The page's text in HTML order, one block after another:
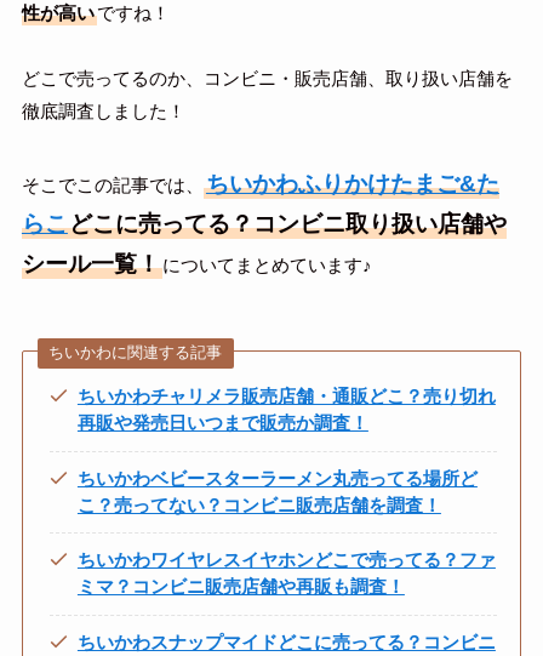
性が高いですね！
どこで売ってるのか、コンビニ・販売店舗、取り扱い店舗を
徹底調査しました！
そこでこの記事では、
ちいかわふりかけたまご&た
らこどこに売ってる？コンビニ取り扱い店舗や
シール一覧！についてまとめています♪
ちいかわに関連する記事
ちいかわチャリメラ販売店舗・通販どこ？売り切れ
再販や発売日いつまで販売か調査！
ちいかわベビースターラーメン丸売ってる場所ど
こ？売ってない？コンビニ販売店舗を調査！
ちいかわワイヤレスイヤホンどこで売ってる？ファ
ミマ？コンビニ販売店舗や再販も調査！
ちいかわスナップマイドどこに売ってる？コンビニ